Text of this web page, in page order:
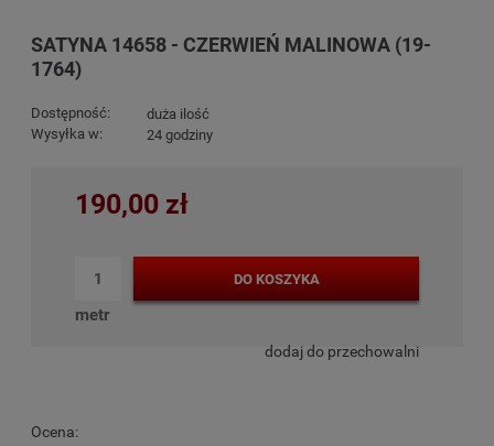
SATYNA 14658 - CZERWIEŃ MALINOWA (19-
1764)
Dostępność:
duża ilość
Wysyłka w:
24 godziny
190,00 zł
metr
DO KOSZYKA
dodaj do przechowalni
Ocena: